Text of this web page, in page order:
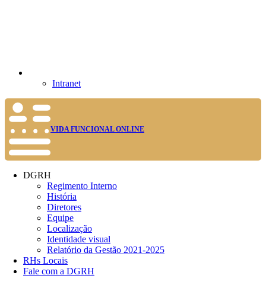
Intranet
VIDA FUNCIONAL ONLINE
DGRH
Regimento Interno
História
Diretores
Equipe
Localização
Identidade visual
Relatório da Gestão 2021-2025
RHs Locais
Fale com a DGRH